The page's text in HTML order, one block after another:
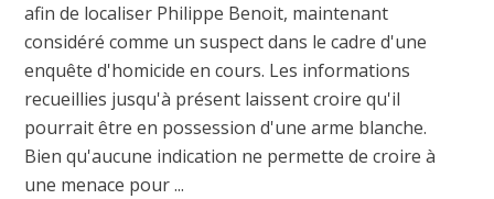
afin de localiser Philippe Benoit, maintenant
considéré comme un suspect dans le cadre d'une
enquête d'homicide en cours. Les informations
recueillies jusqu'à présent laissent croire qu'il
pourrait être en possession d'une arme blanche.
Bien qu'aucune indication ne permette de croire à
une menace pour ...